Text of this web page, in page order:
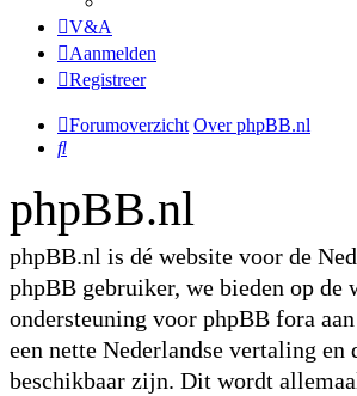
V&A
Aanmelden
Registreer
Forumoverzicht Over phpBB.nl
Zoek
phpBB.nl
phpBB.nl is dé website voor de
phpBB gebruiker, we bieden op de
ondersteuning voor phpBB fora
een nette Nederlandse vertaling en
beschikbaar zijn. Dit wordt